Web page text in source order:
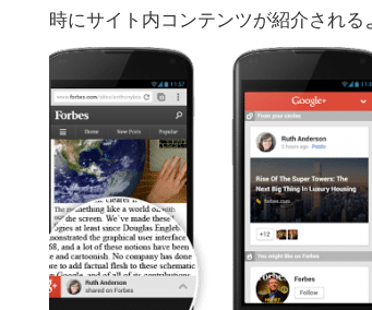
時にサイト内コンテンツが紹介される